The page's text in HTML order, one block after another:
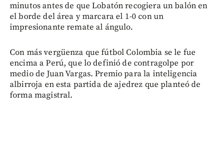
minutos antes de que Lobatón recogiera un balón en
el borde del área y marcara el 1-0 con un
impresionante remate al ángulo.
Con más vergüenza que fútbol Colombia se le fue
encima a Perú, que lo definió de contragolpe por
medio de Juan Vargas. Premio para la inteligencia
albirroja en esta partida de ajedrez que planteó de
forma magistral.